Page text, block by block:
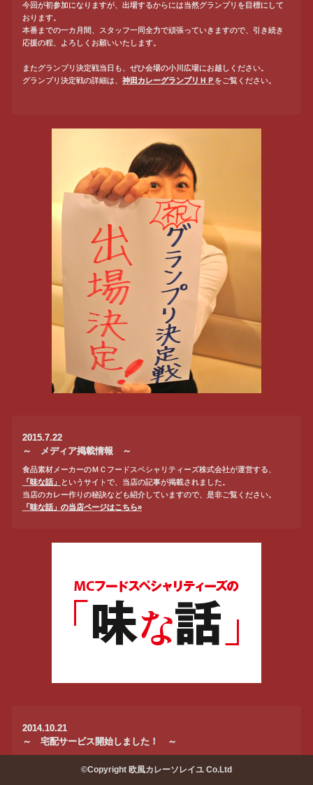
今回が初参加になりますが、出場するからには当然グランプリを目標にして
おります。
本番までの一カ月間、スタッフ一同全力で頑張っていきますので、引き続き
応援の程、よろしくお願いいたします。
またグランプリ決定戦当日も、ぜひ会場の小川広場にお越しください。
グランプリ決定戦の詳細は、 神田カレーグランプリＨＰ をご覧ください。
2015.7.22
～ メディア掲載情報 ～
食品素材メーカーのＭＣフードスペシャリティーズ株式会社が運営する、
「味な話」
というサイトで、当店の記事が掲載されました。
当店のカレー作りの秘訣なども紹介していますので、是非ご覧ください。
「味な話」の当店ページはこちら»
2014.10.21
～ 宅配サービス開始しました！ ～
©Copyright 欧風カレーソレイユ Co.Ltd